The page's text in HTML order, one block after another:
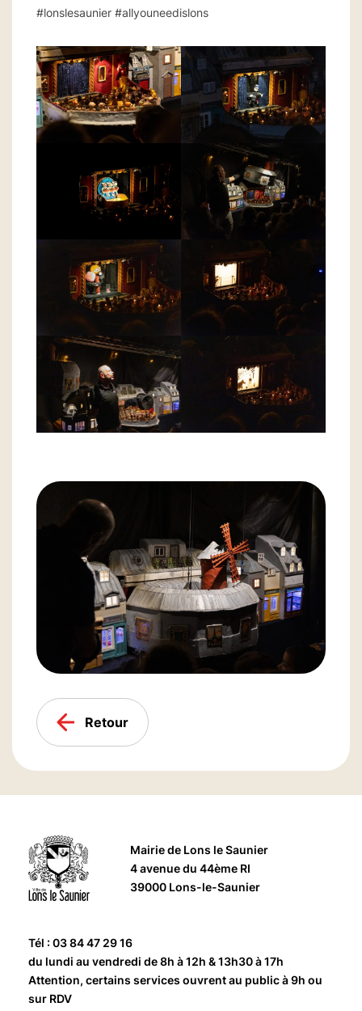
Retour
#lonslesaunier #allyouneedislons
Mairie de Lons le Saunier
4 avenue du 44ème RI
39000 Lons-le-Saunier
Tél : 03 84 47 29 16
du lundi au vendredi de 8h à 12h & 13h30 à 17h
Attention, certains services ouvrent au public à 9h ou
sur RDV